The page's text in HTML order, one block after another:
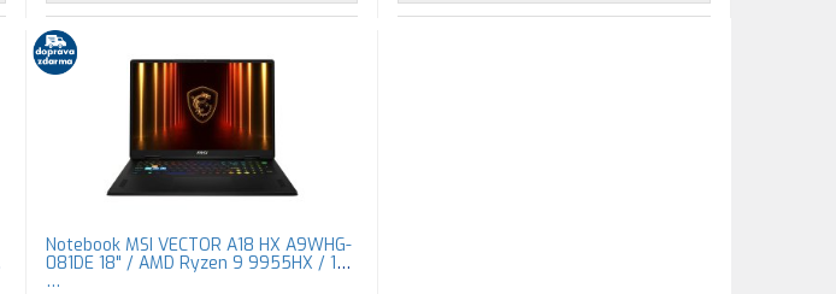
Notebook MSI VECTOR A18 HX A9WHG-
081DE 18" / AMD Ryzen 9 9955HX / 1TB
…